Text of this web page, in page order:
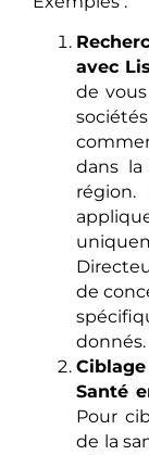
avec
de
dans
de
donnés.
Santé
Pour
de la